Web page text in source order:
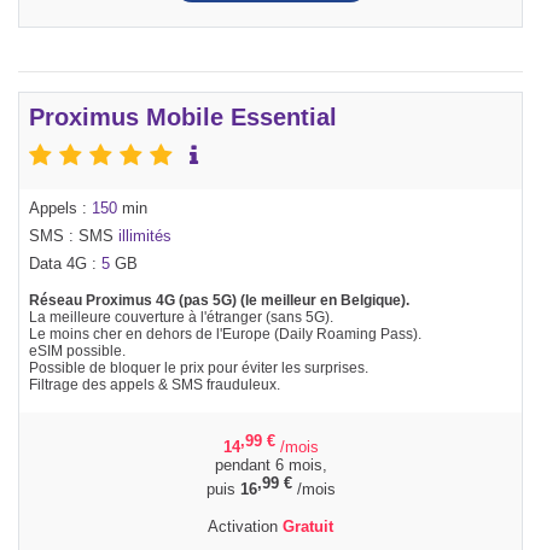
Proximus Mobile Essential
Appels : 150 min
SMS : SMS illimités
Data 4G : 5 GB
Réseau Proximus 4G (pas 5G) (le meilleur en Belgique).
La meilleure couverture à l'étranger (sans 5G).
Le moins cher en dehors de l'Europe (Daily Roaming Pass).
eSIM possible.
Possible de bloquer le prix pour éviter les surprises.
Filtrage des appels & SMS frauduleux.
14,99 € /mois
pendant 6 mois,
puis 16,99 €/mois
Activation Gratuit